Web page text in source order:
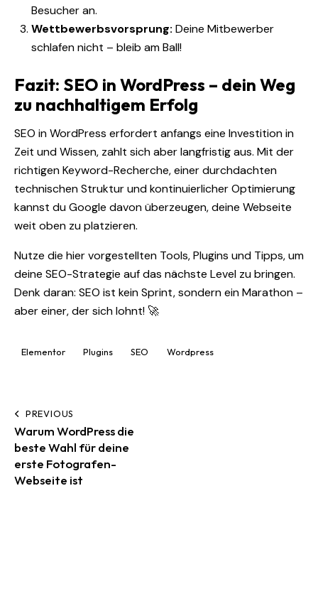
Besucher an.
Wettbewerbsvorsprung: Deine Mitbewerber
schlafen nicht – bleib am Ball!
Fazit: SEO in WordPress – dein Weg
zu nachhaltigem Erfolg
SEO in WordPress erfordert anfangs eine Investition in
Zeit und Wissen, zahlt sich aber langfristig aus. Mit der
richtigen Keyword-Recherche, einer durchdachten
technischen Struktur und kontinuierlicher Optimierung
kannst du Google davon überzeugen, deine Webseite
weit oben zu platzieren.
Nutze die hier vorgestellten Tools, Plugins und Tipps, um
deine SEO-Strategie auf das nächste Level zu bringen.
Denk daran: SEO ist kein Sprint, sondern ein Marathon –
aber einer, der sich lohnt! 🚀
Elementor Plugins SEO Wordpress
PREVIOUS
Warum WordPress die
beste Wahl für deine
erste Fotografen-
Webseite ist